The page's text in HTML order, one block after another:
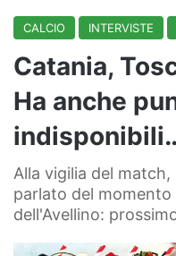
CALCIO INTERVISTE
Catania,
Ha anche
Alla vigilia del
parlato del momento
dell'Avellino: